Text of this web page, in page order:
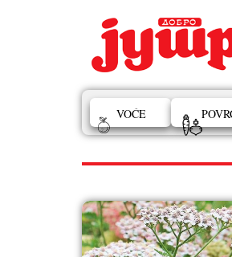
VOĆE
hajducka trava lekovito bilje